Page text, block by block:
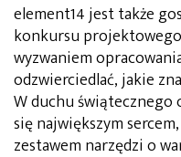
element14 jest także
konkursu
wyzwaniem
odzwierciedlać, jakie
W duchu świątecznego
się największym
zestawem narzędzi o